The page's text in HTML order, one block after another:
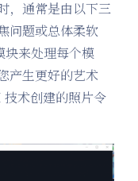
，通常是由以下三
问题或总体柔软
来处理每个模
产生更好的艺术
术创建的照片令